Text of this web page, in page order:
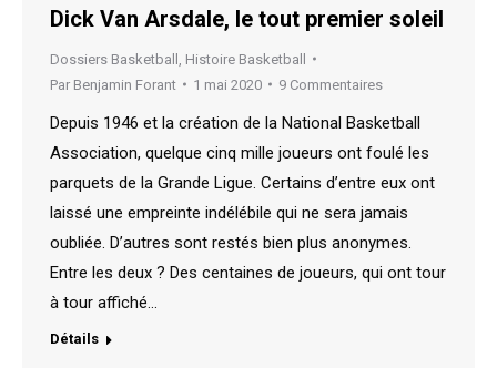
Dick Van Arsdale, le tout premier soleil
Dossiers Basketball
Histoire Basketball
Par Benjamin Forant 1 mai 2020 9 Commentaires
Depuis 1946 et la création de la National Basketball
Association, quelque cinq mille joueurs ont foulé les
parquets de la Grande Ligue. Certains d’entre eux ont
laissé une empreinte indélébile qui ne sera jamais
oubliée. D’autres sont restés bien plus anonymes.
Entre les deux ? Des centaines de joueurs, qui ont tour
à tour affiché…
Détails